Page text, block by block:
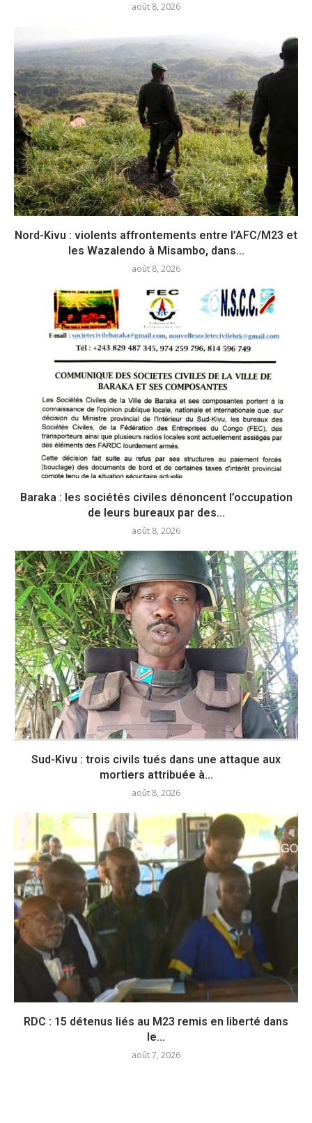
août 8, 2026
Nord-Kivu : violents affrontements entre l’AFC/M23 et
les Wazalendo à Misambo, dans...
août 8, 2026
Baraka : les sociétés civiles dénoncent l’occupation
de leurs bureaux par des...
août 8, 2026
Sud-Kivu : trois civils tués dans une attaque aux
mortiers attribuée à...
août 8, 2026
RDC : 15 détenus liés au M23 remis en liberté dans
le...
août 7, 2026